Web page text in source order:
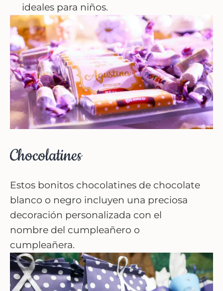
ideales para niños.
Chocolatines
Estos bonitos chocolatines de chocolate
blanco o negro incluyen una preciosa
decoración personalizada con el
nombre del cumpleañero o
cumpleañera.